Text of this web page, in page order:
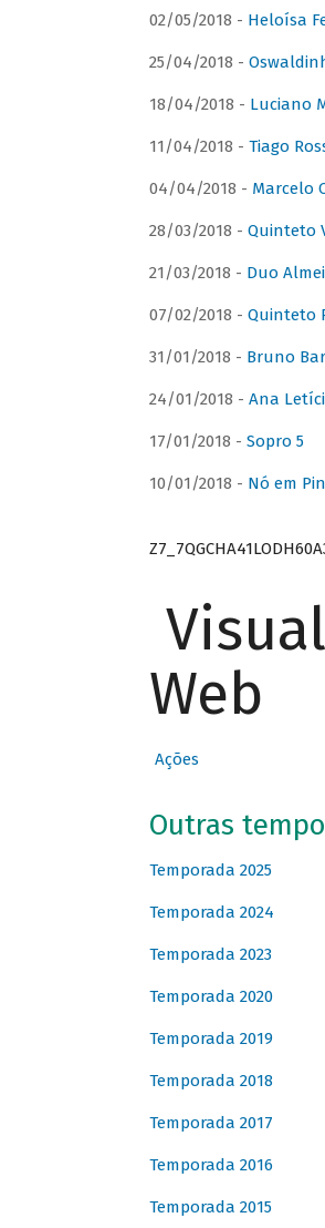
02/05/2018 - Heloísa
25/04/2018 -
18/04/2018 - Luciano
11/04/2018 - Tiago
04/04/2018 - Marcelo
28/03/2018 - Quinteto
21/03/2018 - Duo
07/02/2018 - Quinteto
31/01/2018 - Bruno
24/01/2018 - Ana
17/01/2018 - Sopro 5
10/01/2018 - Nó em
Web
Ações
Outras
Temporada 2025
Temporada 2024
Temporada 2023
Temporada 2020
Temporada 2019
Temporada 2018
Temporada 2017
Temporada 2016
Temporada 2015